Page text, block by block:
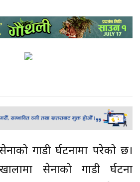
गाडी दुर्घटनामा परेको छ।
सेनाको गाडी दुर्घटना